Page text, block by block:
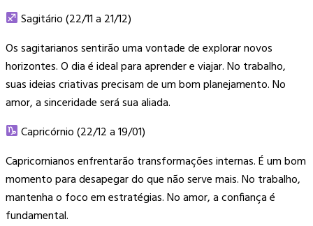
Sagitário (22/11 a 21/12)
Os sagitarianos sentirão uma vontade de explorar novos
horizontes. O dia é ideal para aprender e viajar. No trabalho,
suas ideias criativas precisam de um bom planejamento. No
amor, a sinceridade será sua aliada.
Capricórnio (22/12 a 19/01)
Capricornianos enfrentarão transformações internas. É um bom
momento para desapegar do que não serve mais. No trabalho,
mantenha o foco em estratégias. No amor, a confiança é
fundamental.